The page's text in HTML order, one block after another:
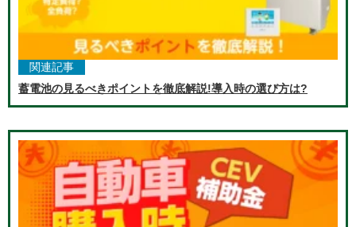
関連記事
蓄電池の見るべきポイントを徹底解説!導入時の選び方は?